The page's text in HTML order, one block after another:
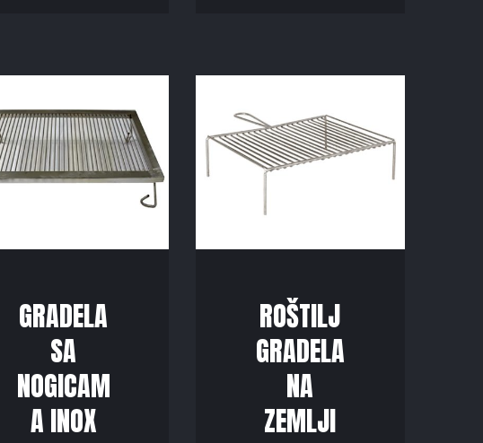
GRADELA
SA
NOGICAM
A INOX
ROŠTILJ
GRADELA
NA
ZEMLJI